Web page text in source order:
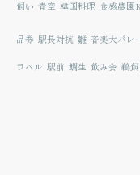
飼い 青空 韓国料理 食感農園
品券 駅長対抗 雛 音楽大パレ
ラベル 駅前 鯛生 飲み会 鵜飼